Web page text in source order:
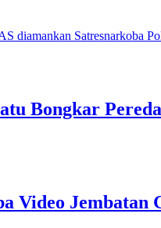
Bongkar
Video